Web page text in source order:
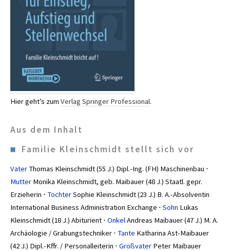
Hier geht’s zum Verlag Springer Professional.
Aus dem Inhalt
Familie Kleinschmidt stellt sich vor
VaterThomas Kleinschmidt (55 J.) Dipl.-Ing. (FH) Maschinenbau ⋅
Mutter Monika Kleinschmidt, geb. Maibauer (48 J.) Staatl. gepr.
Erzieherin ⋅ TochterSophie Kleinschmidt (23 J.) B. A.-Absolventin
International Business Administration Exchange ⋅ Sohn Lukas
Kleinschmidt (18 J.) Abiturient ⋅ OnkelAndreas Maibauer (47 J.) M. A.
Archäologie / Grabungstechniker ⋅ Tante Katharina Ast-Maibauer
(42 J.) Dipl.-Kffr. / Personalleiterin ⋅ Großvater Peter Maibauer